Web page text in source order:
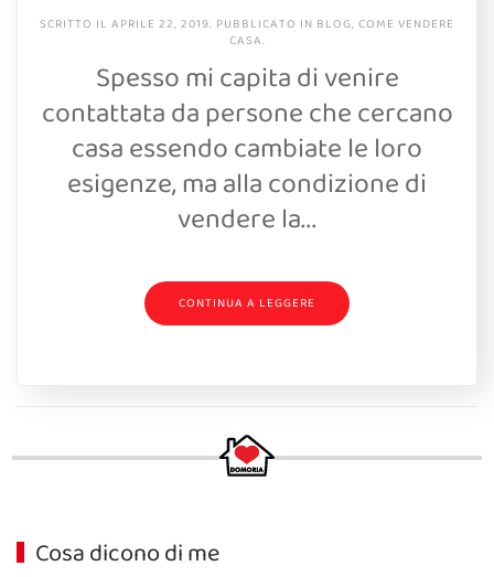
SCRITTO IL APRILE 22, 2019. PUBBLICATO IN BLOG, COME VENDERE
CASA.
Spesso mi capita di venire
contattata da persone che cercano
casa essendo cambiate le loro
esigenze, ma alla condizione di
vendere la...
CONTINUA A LEGGERE
Cosa dicono di me